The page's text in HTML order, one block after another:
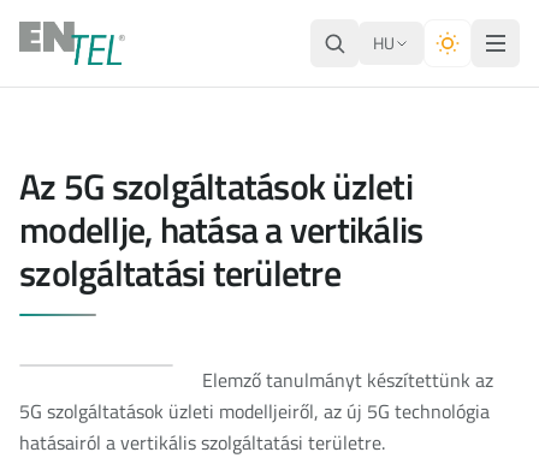
HU
Az 5G szolgáltatások üzleti
modellje, hatása a vertikális
szolgáltatási területre
Elemző tanulmányt készítettünk az
5G szolgáltatások üzleti modelljeiről, az új 5G technológia
hatásairól a vertikális szolgáltatási területre.